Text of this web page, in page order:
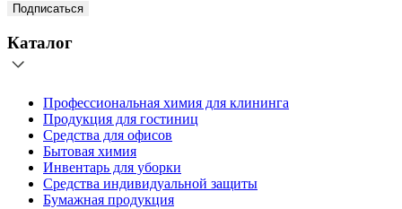
Подписаться
Каталог
Профессиональная химия для клининга
Продукция для гостиниц
Средства для офисов
Бытовая химия
Инвентарь для уборки
Средства индивидуальной защиты
Бумажная продукция